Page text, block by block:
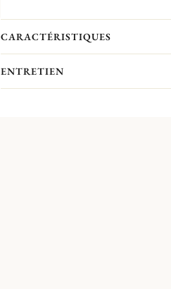
CARACTÉRISTIQUES
ENTRETIEN